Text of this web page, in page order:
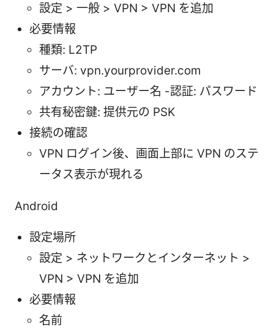
設定 > 一般 > VPN > VPN を追加
必要情報
種類: L2TP
サーバ: vpn.yourprovider.com
アカウント: ユーザー名 -認証: パスワード
共有秘密鍵: 提供元の PSK
接続の確認
VPN ログイン後、画面上部に VPN のステ
ータス表示が現れる
Android
設定場所
設定 > ネットワークとインターネット >
VPN > VPN を追加
必要情報
名前